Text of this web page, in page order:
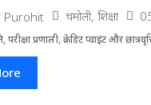
Purohit चमोली, शिक्षा
परीक्षा प्रणाली, क्रेडिट प्वाइंट और